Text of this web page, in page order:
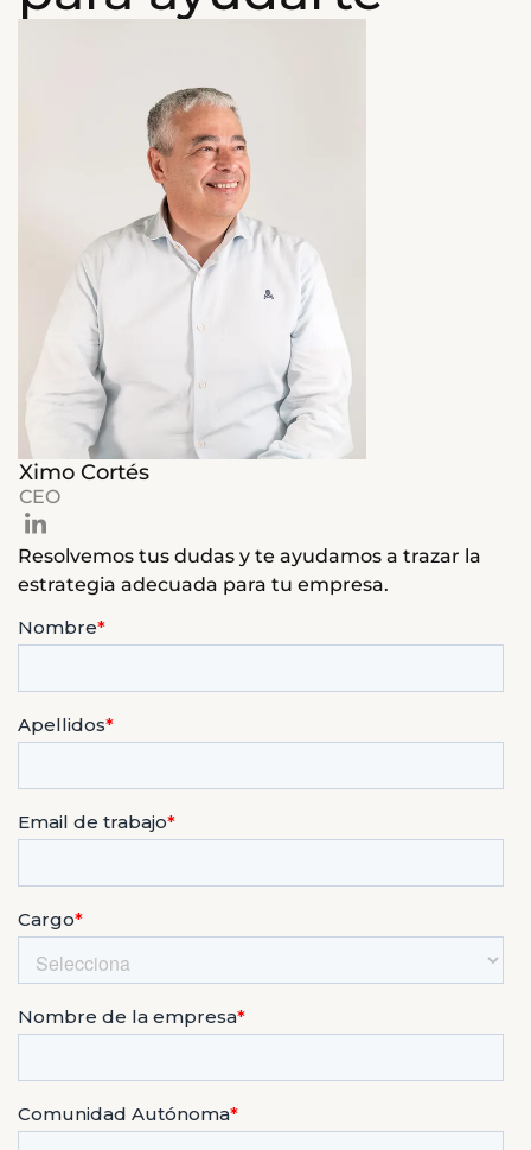
Ximo Cortés
CEO
Resolvemos tus dudas y te ayudamos a trazar la
estrategia adecuada para tu empresa.